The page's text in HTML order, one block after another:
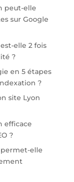
peut-elle
sur Google
elle 2 fois
?
en 5 étapes
?
site Lyon
efficace
?
elle